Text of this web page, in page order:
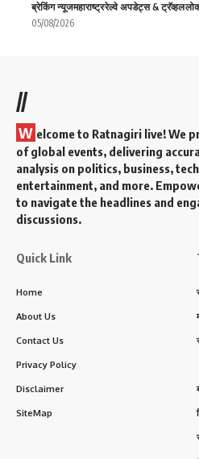
ब्रेकिंग न्यूजमहाराष्ट्ररेल्वे अपडेट्स & ट्रॅव्हल
05/08/2026
//
W elcome to Ratnagiri live! We
of global events, delivering
analysis on politics, business,
entertainment, and more.
to navigate the headlines and
discussions.
Quick Link
Home
About Us
Contact Us
Privacy Policy
Disclaimer
SiteMap